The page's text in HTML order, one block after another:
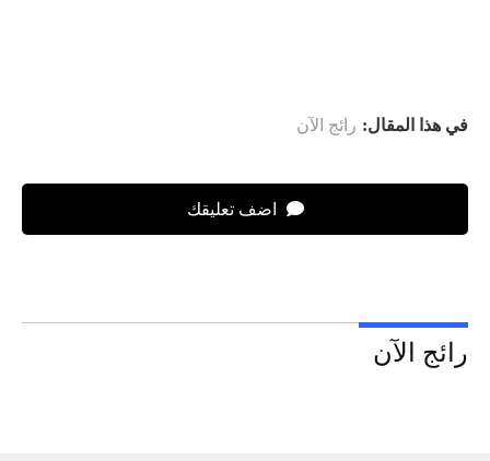
في هذا المقال: رائج الآن
اضف تعليقك
رائج الآن